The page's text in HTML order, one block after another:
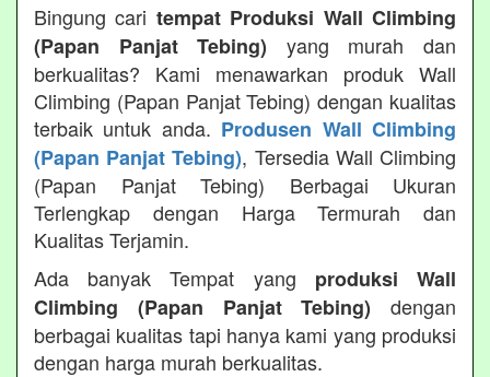
Bingung cari tempat Produksi Wall Climbing
(Papan Panjat Tebing) yang murah dan
berkualitas? Kami menawarkan produk Wall
Climbing (Papan Panjat Tebing) dengan kualitas
terbaik untuk anda. Produsen Wall Climbing
(Papan Panjat Tebing), Tersedia Wall Climbing
(Papan Panjat Tebing) Berbagai Ukuran
Terlengkap dengan Harga Termurah dan
Kualitas Terjamin.
Ada banyak Tempat yang produksi Wall
Climbing (Papan Panjat Tebing) dengan
berbagai kualitas tapi hanya kami yang produksi
dengan harga murah berkualitas.